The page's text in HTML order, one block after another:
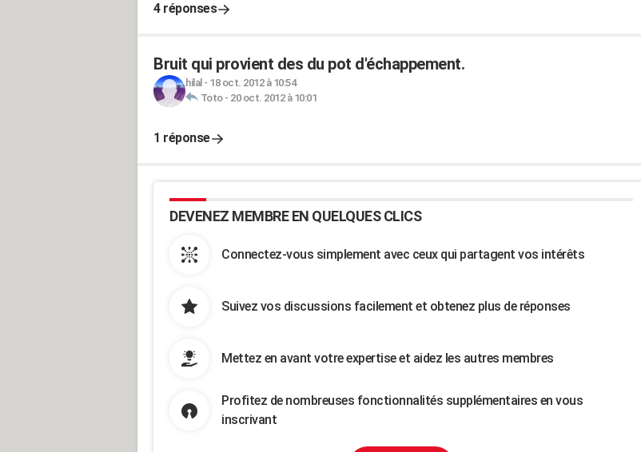
4 réponses
Bruit qui provient des du pot d'échappement.
hilal - 18 oct. 2012 à 10:54
Toto- 20 oct. 2012 à 10:01
1 réponse
DEVENEZ MEMBRE EN QUELQUES CLICS
Connectez-vous simplement avec ceux qui partagent vos intérêts
Suivez vos discussions facilement et obtenez plus de réponses
Mettez en avant votre expertise et aidez les autres membres
Profitez de nombreuses fonctionnalités supplémentaires en vous
inscrivant